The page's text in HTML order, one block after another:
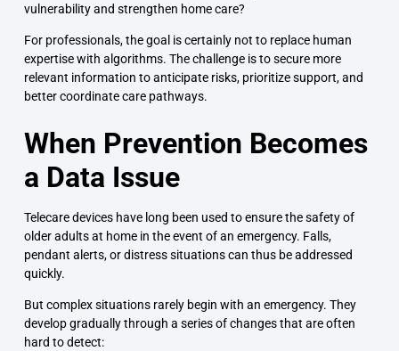
vulnerability and strengthen home care?
For professionals, the goal is certainly not to replace human
expertise with algorithms. The challenge is to secure more
relevant information to anticipate risks, prioritize support, and
better coordinate care pathways.
When Prevention Becomes
a Data Issue
Telecare devices have long been used to ensure the safety of
older adults at home in the event of an emergency. Falls,
pendant alerts, or distress situations can thus be addressed
quickly.
But complex situations rarely begin with an emergency. They
develop gradually through a series of changes that are often
hard to detect: